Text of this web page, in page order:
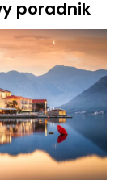
poradnik